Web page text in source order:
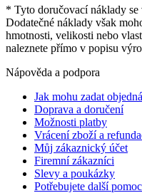
* Tyto doručovací náklady
Dodatečné náklady však
hmotnosti, velikosti nebo
naleznete přímo v popisu
Nápověda a podpora
Jak mohu zadat
Doprava a doručení
Možnosti platby
Vrácení zboží a
Můj zákaznický účet
Firemní zákazníci
Slevy a poukázky
Potřebujete další